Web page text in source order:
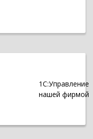
1С:Управление
нашей фирмой